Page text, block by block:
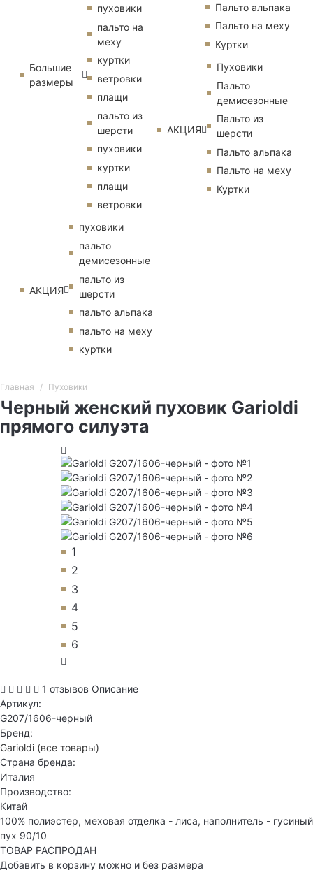
Большие
размеры
пуховики
пальто на
меху
куртки
ветровки
плащи
пальто из
шерсти
пуховики
куртки
плащи
ветровки
АКЦИЯ
пуховики
пальто
демисезонные
пальто из
шерсти
пальто альпака
пальто на меху
куртки
Пальто альпака
Пальто на меху
Куртки
АКЦИЯ
Пуховики
Пальто
демисезонные
Пальто из
шерсти
Пальто альпака
Пальто на меху
Куртки
Главная Пуховики
Черный женский пуховик Garioldi
прямого силуэта
1
2
3
4
5
6
1 отзывов Описание
Артикул:
G207/1606-черный
Бренд:
Garioldi (все товары)
Страна бренда:
Италия
Производство:
Китай
100% полиэстер, меховая отделка - лиса, наполнитель - гусиный
пух 90/10
ТОВАР РАСПРОДАН
Добавить в корзину можно и без размера